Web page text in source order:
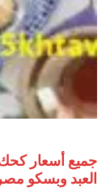
العبد وبسكو